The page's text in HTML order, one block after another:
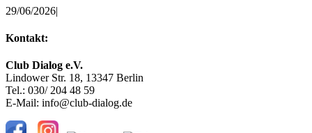
29/06/2026|
Kontakt:
Club Dialog e.V.
Lindower Str. 18, 13347 Berlin
Tel.: 030/ 204 48 59
E-Mail: info@club-dialog.de